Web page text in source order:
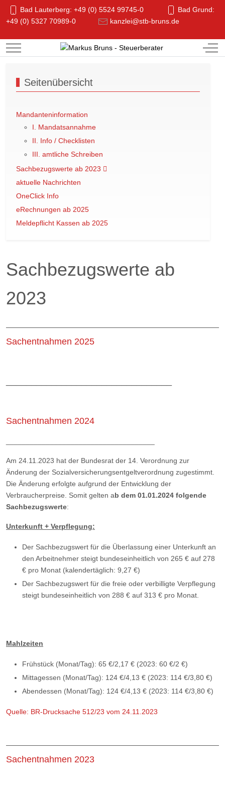
Bad Lauterberg: +49 (0) 5524 99745-0
Bad Grund:
+49 (0) 5327 70989-0
kanzlei@stb-bruns.de
Mobile Menu Toggle Off-
Seitenübersicht
Mandanteninformation
I. Mandatsannahme
II. Info / Checklisten
III. amtliche Schreiben
Sachbezugswerte ab 2023
aktuelle Nachrichten
OneClick Info
eRechnungen ab 2025
Meldepflicht Kassen ab 2025
Sachbezugswerte ab
2023
Sachentnahmen 2025
Sachentnahmen 2024
Am 24.11.2023 hat der Bundesrat der 14. Verordnung zur
Änderung der Sozialversicherungsentgeltverordnung zugestimmt.
Die Änderung erfolgte aufgrund der Entwicklung der
Verbraucherpreise. Somit gelten ab dem 01.01.2024 folgende
Sachbezugswerte:
Unterkunft + Verpflegung:
Der Sachbezugswert für die Überlassung einer Unterkunft an
den Arbeitnehmer steigt bundeseinheitlich von 265 € auf 278
€ pro Monat (kalendertäglich: 9,27 €)
Der Sachbezugswert für die freie oder verbilligte Verpflegung
steigt bundeseinheitlich von 288 € auf 313 € pro Monat.
Mahlzeiten
Frühstück (Monat/Tag): 65 €/2,17 € (2023: 60 €/2 €)
Mittagessen (Monat/Tag): 124 €/4,13 € (2023: 114 €/3,80 €)
Abendessen (Monat/Tag): 124 €/4,13 € (2023: 114 €/3,80 €)
Quelle: BR-Drucksache 512/23 vom 24.11.2023
Sachentnahmen 2023